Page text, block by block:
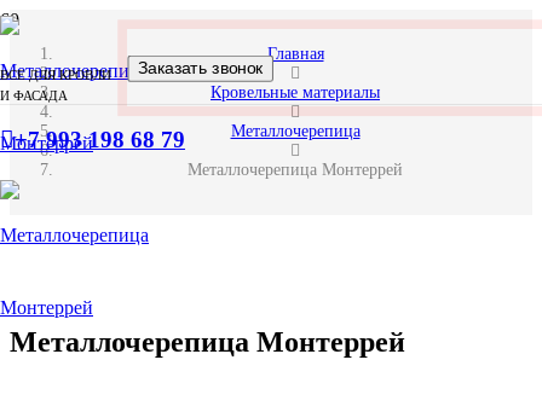
ВСЕ ДЛЯ КРОВЛИ
И ФАСАДА
Заказать звонок
+7 993 198 68 79
Главная
Кровельные материалы
Металлочерепица
Металлочерепица Монтеррей
Металлочерепица Монтеррей